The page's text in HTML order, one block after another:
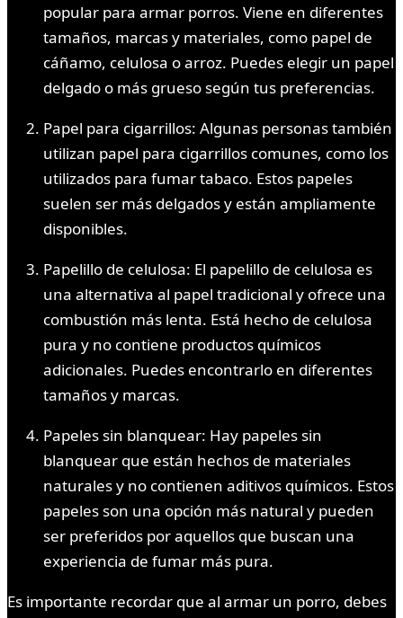
popular para armar porros. Viene en diferentes
tamaños, marcas y materiales, como papel de
cáñamo, celulosa o arroz. Puedes elegir un papel
delgado o más grueso según tus preferencias.
Papel para cigarrillos: Algunas personas también
utilizan papel para cigarrillos comunes, como los
utilizados para fumar tabaco. Estos papeles
suelen ser más delgados y están ampliamente
disponibles.
Papelillo de celulosa: El papelillo de celulosa es
una alternativa al papel tradicional y ofrece una
combustión más lenta. Está hecho de celulosa
pura y no contiene productos químicos
adicionales. Puedes encontrarlo en diferentes
tamaños y marcas.
Papeles sin blanquear: Hay papeles sin
blanquear que están hechos de materiales
naturales y no contienen aditivos químicos. Estos
papeles son una opción más natural y pueden
ser preferidos por aquellos que buscan una
experiencia de fumar más pura.
Es importante recordar que al armar un porro, debes